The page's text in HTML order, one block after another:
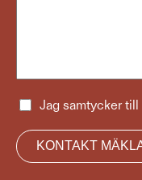
Jag samtycker till